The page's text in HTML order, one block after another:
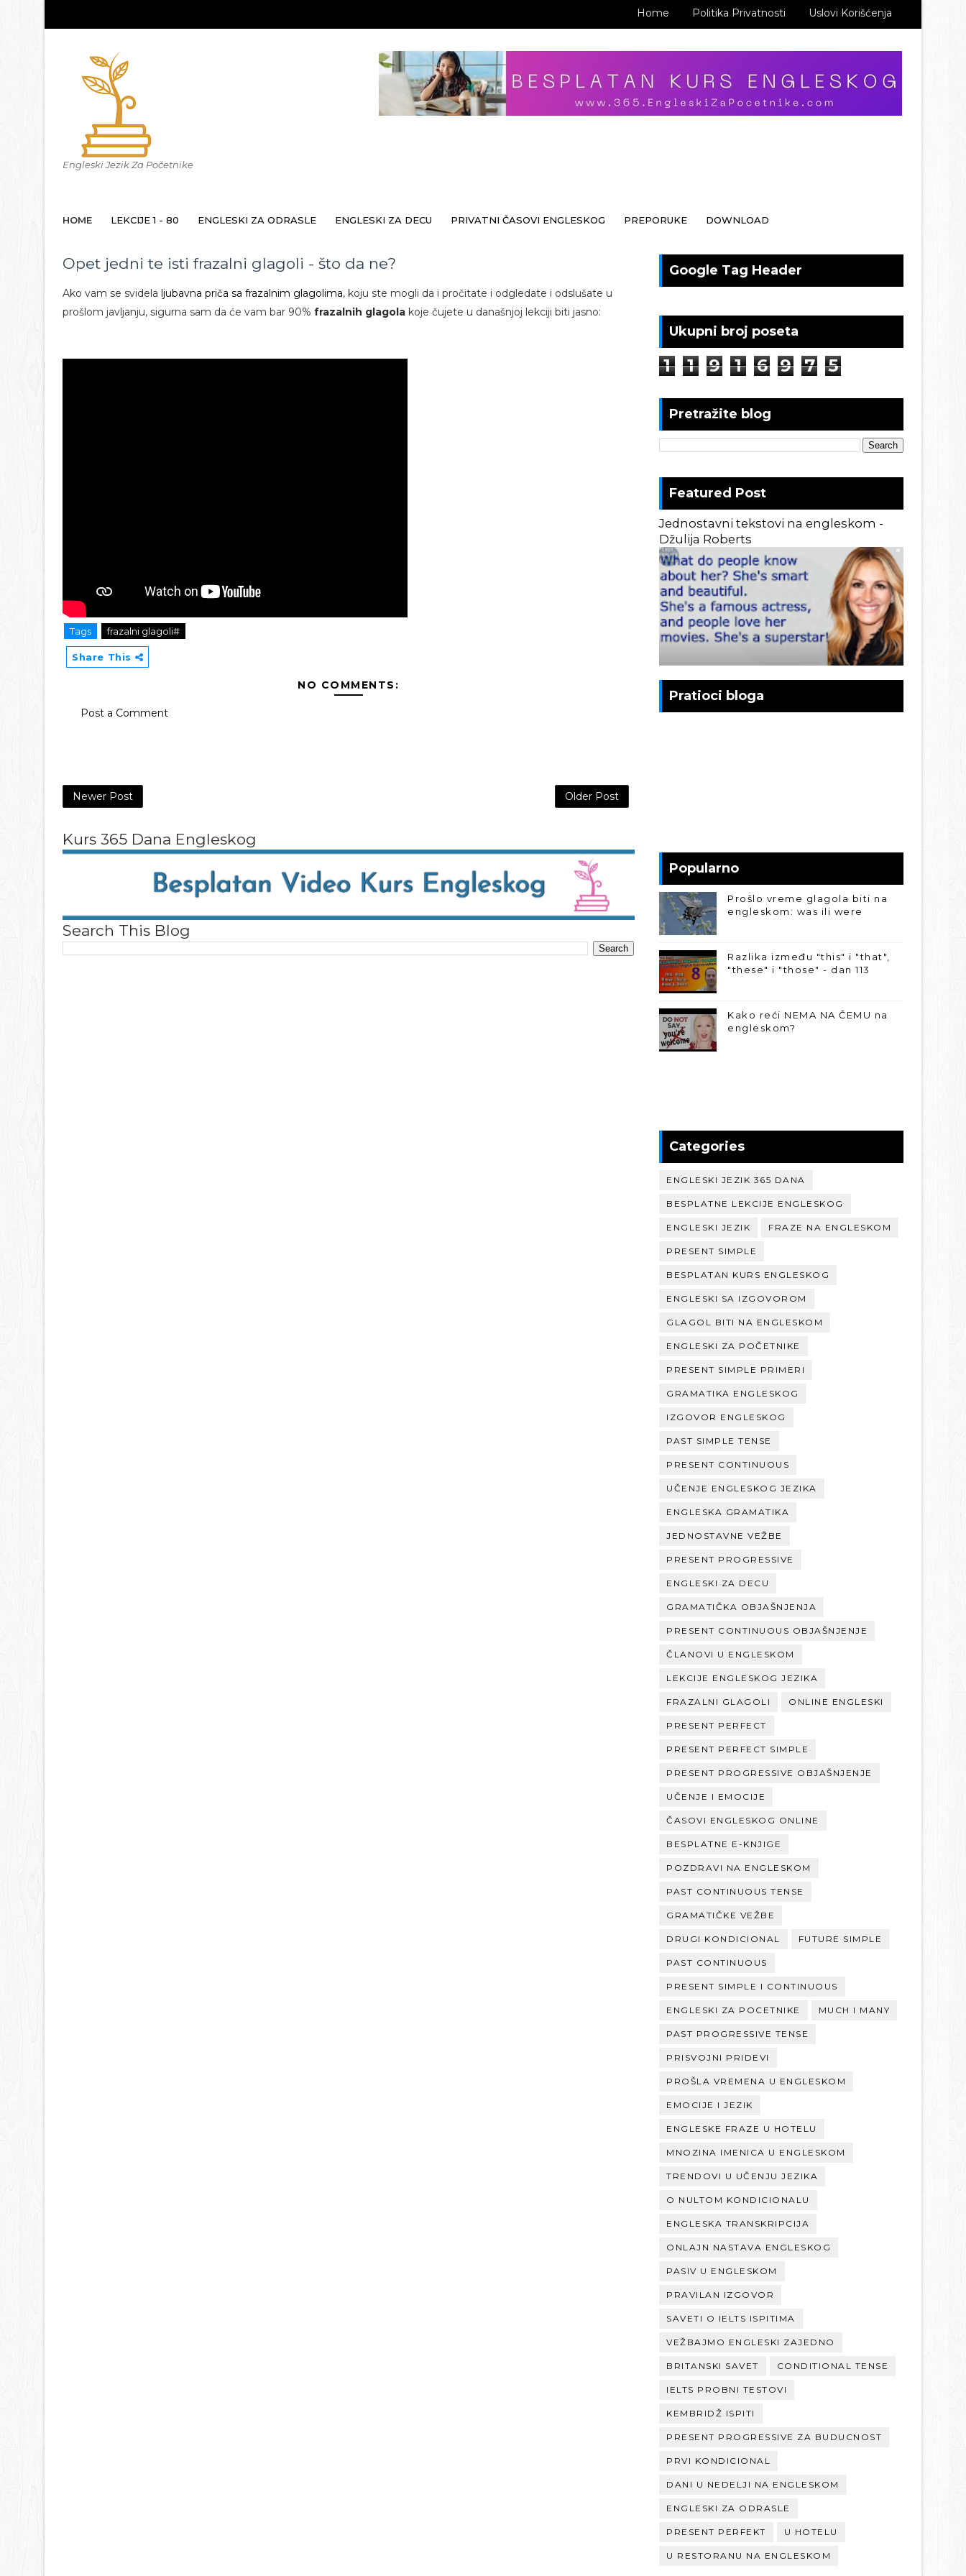
Home Politika Privatnosti Uslovi Korišćenja
Engleski Jezik Za Početnike
HOME LEKCIJE 1 - 80 ENGLESKI ZA ODRASLE ENGLESKI ZA DECU PRIVATNI ČASOVI ENGLESKOG PREPORUKE DOWNLOAD
Opet jedni te isti frazalni glagoli - što da ne?
Ako vam se svidela ljubavna priča sa frazalnim glagolima, koju ste mogli da i pročitate i odgledate i odslušate u
prošlom javljanju, sigurna sam da će vam bar 90% frazalnih glagola koje čujete u današnjoj lekciji biti jasno:
Tags frazalni glagoli#
Share This
NO COMMENTS:
Post a Comment
Newer Post Older Post
Kurs 365 Dana Engleskog
Search This Blog
Google Tag Header
Ukupni broj poseta
1 1 9 1 6 9 7 5
Pretražite blog
Featured Post
Jednostavni tekstovi na engleskom -
Džulija Roberts
Pratioci bloga
Popularno
Prošlo vreme glagola biti na
engleskom: was ili were
Razlika između "this" i "that",
"these" i "those" - dan 113
Kako reći NEMA NA ČEMU na
engleskom?
Categories
ENGLESKI JEZIK 365 DANA
BESPLATNE LEKCIJE ENGLESKOG
ENGLESKI JEZIK FRAZE NA ENGLESKOM
PRESENT SIMPLE
BESPLATAN KURS ENGLESKOG
ENGLESKI SA IZGOVOROM
GLAGOL BITI NA ENGLESKOM
ENGLESKI ZA POČETNIKE
PRESENT SIMPLE PRIMERI
GRAMATIKA ENGLESKOG
IZGOVOR ENGLESKOG
PAST SIMPLE TENSE
PRESENT CONTINUOUS
UČENJE ENGLESKOG JEZIKA
ENGLESKA GRAMATIKA
JEDNOSTAVNE VEŽBE
PRESENT PROGRESSIVE
ENGLESKI ZA DECU
GRAMATIČKA OBJAŠNJENJA
PRESENT CONTINUOUS OBJAŠNJENJE
ČLANOVI U ENGLESKOM
LEKCIJE ENGLESKOG JEZIKA
FRAZALNI GLAGOLI ONLINE ENGLESKI
PRESENT PERFECT
PRESENT PERFECT SIMPLE
PRESENT PROGRESSIVE OBJAŠNJENJE
UČENJE I EMOCIJE
ČASOVI ENGLESKOG ONLINE
BESPLATNE E-KNJIGE
POZDRAVI NA ENGLESKOM
PAST CONTINUOUS TENSE
GRAMATIČKE VEŽBE
DRUGI KONDICIONAL FUTURE SIMPLE
PAST CONTINUOUS
PRESENT SIMPLE I CONTINUOUS
ENGLESKI ZA POCETNIKE MUCH I MANY
PAST PROGRESSIVE TENSE
PRISVOJNI PRIDEVI
PROŠLA VREMENA U ENGLESKOM
EMOCIJE I JEZIK
ENGLESKE FRAZE U HOTELU
MNOZINA IMENICA U ENGLESKOM
TRENDOVI U UČENJU JEZIKA
O NULTOM KONDICIONALU
ENGLESKA TRANSKRIPCIJA
ONLAJN NASTAVA ENGLESKOG
PASIV U ENGLESKOM
PRAVILAN IZGOVOR
SAVETI O IELTS ISPITIMA
VEŽBAJMO ENGLESKI ZAJEDNO
BRITANSKI SAVET CONDITIONAL TENSE
IELTS PROBNI TESTOVI
KEMBRIDŽ ISPITI
PRESENT PROGRESSIVE ZA BUDUCNOST
PRVI KONDICIONAL
DANI U NEDELJI NA ENGLESKOM
ENGLESKI ZA ODRASLE
PRESENT PERFEKT U HOTELU
U RESTORANU NA ENGLESKOM